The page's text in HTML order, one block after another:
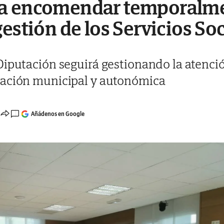
encomendar
de los Servicios
seguirá gestionando la
municipal y autonómica
Añádenos en Google